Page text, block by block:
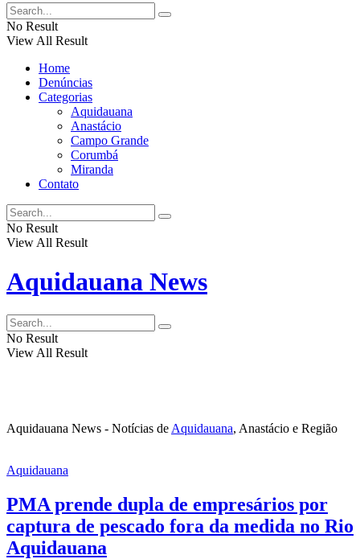
No Result
View All Result
Home
Denúncias
Categorias
Aquidauana
Anastácio
Campo Grande
Corumbá
Miranda
Contato
No Result
View All Result
Aquidauana News
No Result
View All Result
Aquidauana News - Notícias de Aquidauana, Anastácio e Região
Aquidauana
PMA prende dupla de empresários por
captura de pescado fora da medida no Rio
Aquidauana